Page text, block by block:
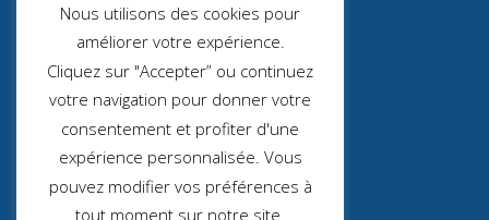
INFOS LÉGALES
Mentions Légales
Politique de confidentialité
Politique des cookies
Nous utilisons des cookies pour
améliorer votre expérience.
Cliquez sur "Accepter” ou continuez
votre navigation pour donner votre
consentement et profiter d'une
expérience personnalisée. Vous
pouvez modifier vos préférences à
tout moment sur notre site.